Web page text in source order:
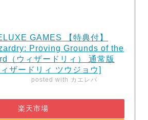
GAMES 【特典付】
Proving Grounds of the
（ウィザードリィ） 通常版
ザードリィ ツウジョウ]
posted with カエレバ
楽天市場